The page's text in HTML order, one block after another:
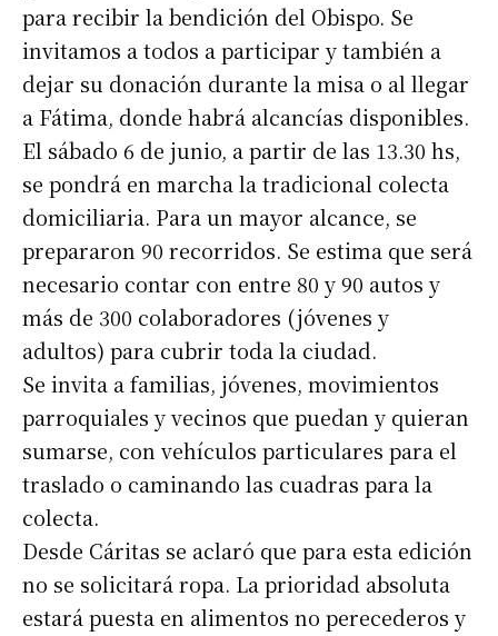
para recibir la bendición del Obispo. Se
invitamos a todos a participar y también a
dejar su donación durante la misa o al llegar
a Fátima, donde habrá alcancías disponibles.
El sábado 6 de junio, a partir de las 13.30 hs,
se pondrá en marcha la tradicional colecta
domiciliaria. Para un mayor alcance, se
prepararon 90 recorridos. Se estima que será
necesario contar con entre 80 y 90 autos y
más de 300 colaboradores (jóvenes y
adultos) para cubrir toda la ciudad.
Se invita a familias, jóvenes, movimientos
parroquiales y vecinos que puedan y quieran
sumarse, con vehículos particulares para el
traslado o caminando las cuadras para la
colecta.
Desde Cáritas se aclaró que para esta edición
no se solicitará ropa. La prioridad absoluta
estará puesta en alimentos no perecederos y